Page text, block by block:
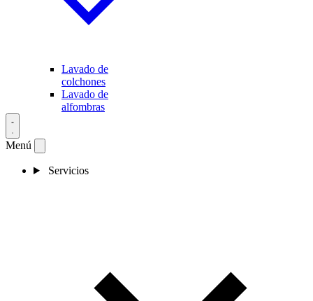
Lavado de
colchones
Lavado de
alfombras
Menú
Servicios